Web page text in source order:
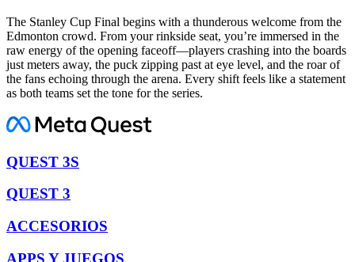
The Stanley Cup Final begins with a thunderous welcome from the
Edmonton crowd. From your rinkside seat, you’re immersed in the
raw energy of the opening faceoff—players crashing into the boards
just meters away, the puck zipping past at eye level, and the roar of
the fans echoing through the arena. Every shift feels like a statement
as both teams set the tone for the series.
QUEST 3S
QUEST 3
ACCESORIOS
APPS Y JUEGOS